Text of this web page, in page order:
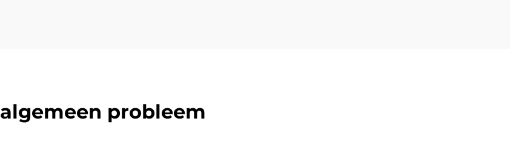
algemeen probleem